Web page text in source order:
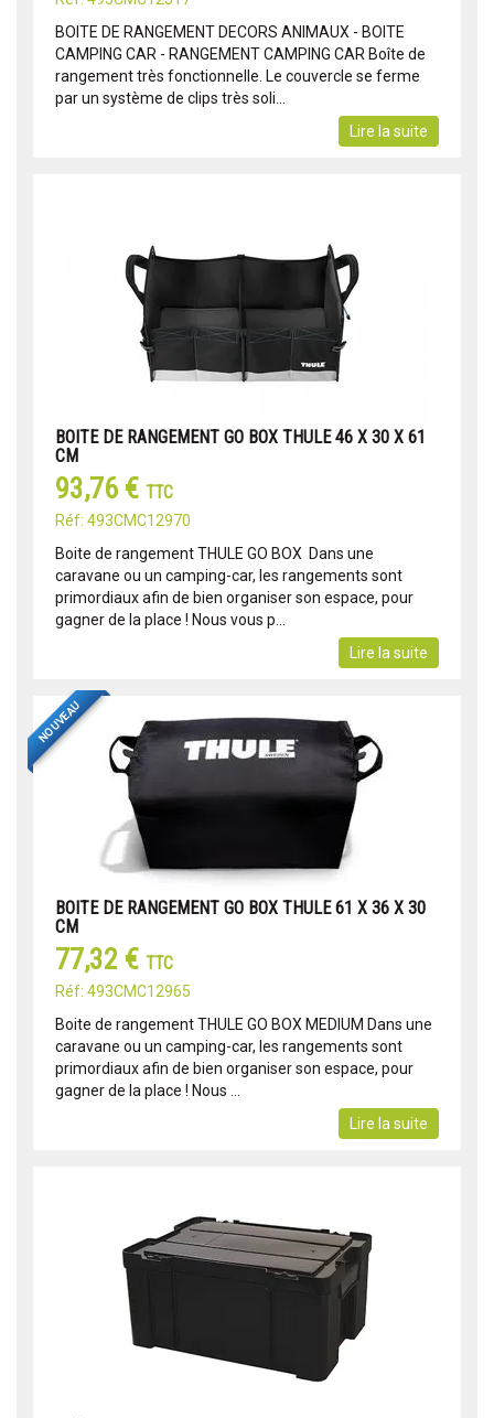
BOITE DE RANGEMENT DECORS ANIMAUX - BOITE
CAMPING CAR - RANGEMENT CAMPING CAR Boîte de
rangement très fonctionnelle. Le couvercle se ferme
par un système de clips très soli...
Lire la suite
BOITE DE RANGEMENT GO BOX THULE 46 X 30 X 61
CM
93,76 € TTC
Réf: 493CMC12970
Boite de rangement THULE GO BOX Dans une
caravane ou un camping-car, les rangements sont
primordiaux afin de bien organiser son espace, pour
gagner de la place ! Nous vous p...
Lire la suite
NOUVEAU
BOITE DE RANGEMENT GO BOX THULE 61 X 36 X 30
CM
77,32 € TTC
Réf: 493CMC12965
Boite de rangement THULE GO BOX MEDIUM Dans une
caravane ou un camping-car, les rangements sont
primordiaux afin de bien organiser son espace, pour
gagner de la place ! Nous ...
Lire la suite